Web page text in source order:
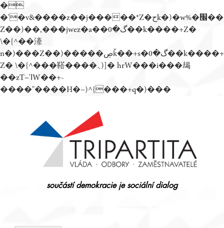
�
�'�v&����z��j�����*Z�حk�)�w%�׬��
Z��)��,���jwez�a��گ�0��k����+Z�
\�{^��溙
n�)���Z��)�����ڝǩ��+s�گ�0��k����+
Z� \�{^���鞳����܆)]� hrW���i���朅
��zƬ~'ߊW��+-
����"����H�~)^{���+q�)���
součástí demokracie je sociální dialog